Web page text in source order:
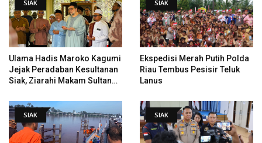
SIAK
Ulama Hadis Maroko Kagumi
Jejak Peradaban Kesultanan
Siak, Ziarahi Makam Sultan
SIAK
Ekspedisi Merah Putih Polda
Riau Tembus Pesisir Teluk
Lanus
SIAK SIAK